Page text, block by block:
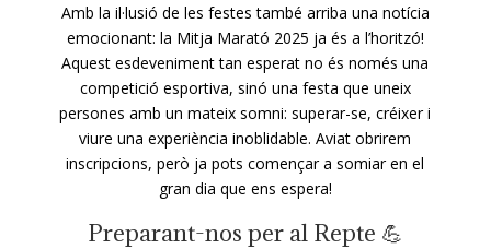
Amb la il·lusió de les festes també arriba una notícia
emocionant: la Mitja Marató 2025 ja és a l’horitzó!
Aquest esdeveniment tan esperat no és només una
competició esportiva, sinó una festa que uneix
persones amb un mateix somni: superar-se, créixer i
viure una experiència inoblidable. Aviat obrirem
inscripcions, però ja pots començar a somiar en el
gran dia que ens espera!
Preparant-nos per al Repte 💪